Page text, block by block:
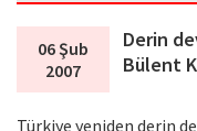
06 Şub
2007
Derin
Bülent
Türkiye yeniden derin